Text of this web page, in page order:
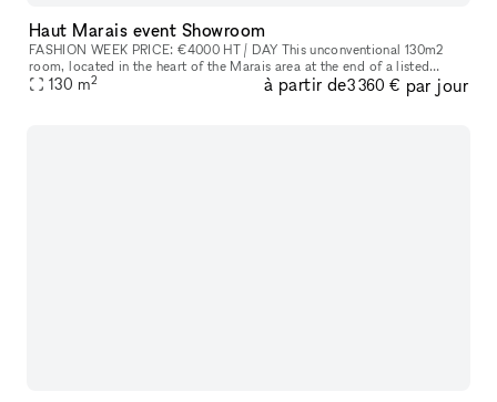
Haut Marais event Showroom
FASHION WEEK PRICE: €4000 HT / DAY This unconventional 130m2
room​,​ located in the heart of the Marais area at the end of a listed
courtyard​,​ is an outstanding site because to its stunning glass r
130 m2 à partir de3 360 € par jour